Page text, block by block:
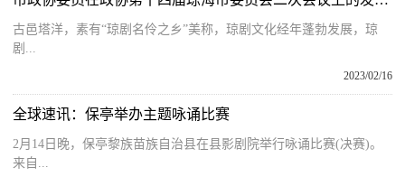
古邑塔洋，素有“琼剧名伶之乡”美称，琼剧文化经年蓬勃发展，琼
剧...
2023/02/16
全球速讯：保亭举办主题咏诵比赛
2月14日晚，保亭黎族苗族自治县在县影剧院举行咏诵比赛(决赛)。
来自...